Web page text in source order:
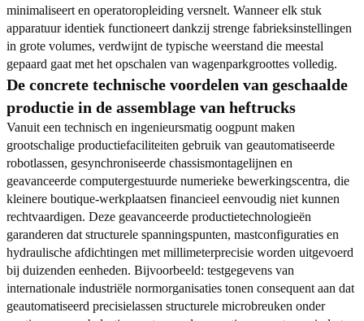
minimaliseert en operatoropleiding versnelt. Wanneer elk stuk
apparatuur identiek functioneert dankzij strenge fabrieksinstellingen
in grote volumes, verdwijnt de typische weerstand die meestal
gepaard gaat met het opschalen van wagenparkgroottes volledig.
De concrete technische voordelen van geschaalde
productie in de assemblage van heftrucks
Vanuit een technisch en ingenieursmatig oogpunt maken
grootschalige productiefaciliteiten gebruik van geautomatiseerde
robotlassen, gesynchroniseerde chassismontagelijnen en
geavanceerde computergestuurde numerieke bewerkingscentra, die
kleinere boutique-werkplaatsen financieel eenvoudig niet kunnen
rechtvaardigen. Deze geavanceerde productietechnologieën
garanderen dat structurele spanningspunten, mastconfiguraties en
hydraulische afdichtingen met millimeterprecisie worden uitgevoerd
bij duizenden eenheden. Bijvoorbeeld: testgegevens van
internationale industriële normorganisaties tonen consequent aan dat
geautomatiseerd precisielassen structurele microbreuken onder